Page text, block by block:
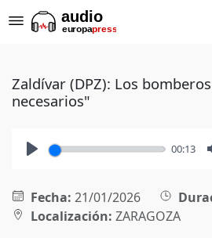
Zaldívar (DPZ): Los
necesarios"
00:13
Fecha: 21/01/2026
Localización: ZARAGOZA